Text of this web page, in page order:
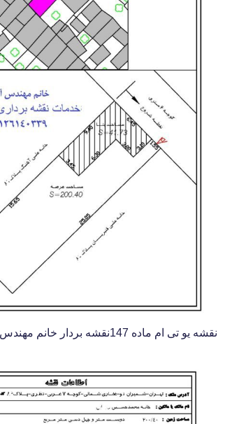
نقشه یو تی ام ماده 147نقشه بردار خانم مهندس آبکار 09126140339